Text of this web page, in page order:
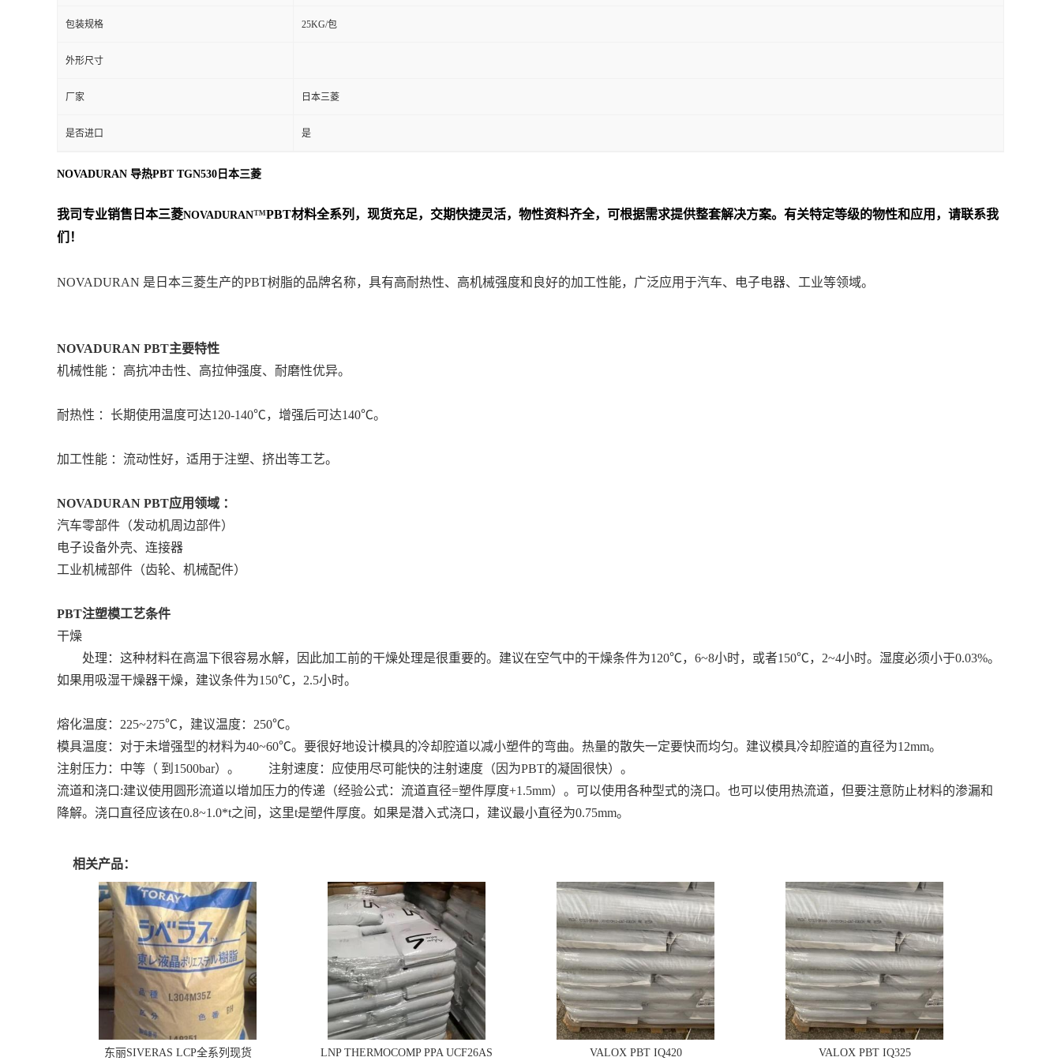
包装规格 25KG/包
外形尺寸
厂家 日本三菱
是否进口 是
NOVADURAN 导热PBT TGN530日本三菱
我司专业销售日本三菱NOVADURAN™PBT材料全系列 ，现货充足，交期快捷灵活，物性资料齐全，可根据需求提供整套解决方案。 有关特定等级的物性和应用，请联系我
们！
NOVADURAN 是日本三菱生产的PBT树脂的品牌名称，具有高耐热性、高机械强度和良好的加工性能，广泛应用于汽车、电子电器、工业等领域。
NOVADURAN PBT主要特性
机械性能 ：高抗冲击性、高拉伸强度、耐磨性优异。
耐热性 ：长期使用温度可达120-140℃，增强后可达140℃。
加工性能 ：流动性好，适用于注塑、挤出等工艺。
NOVADURAN PBT应用领域 ：
汽车零部件（发动机周边部件）
电子设备外壳、连接器
工业机械部件（齿轮、机械配件）
PBT注塑模工艺条件
干燥
处理：这种材料在高温下很容易水解，因此加工前的干燥处理是很重要的。建议在空气中的干燥条件为120℃，6~8小时，或者150℃，2~4小时。湿度必须小于0.03%。
如果用吸湿干燥器干燥，建议条件为150℃，2.5小时。
熔化温度：225~275℃，建议温度：250℃。
模具温度：对于未增强型的材料为40~60℃。要很好地设计模具的冷却腔道以减小塑件的弯曲。热量的散失一定要快而均匀。建议模具冷却腔道的直径为12mm。
注射压力：中等（ 到1500bar）。 注射速度：应使用尽可能快的注射速度（因为PBT的凝固很快）。
流道和浇口:建议使用圆形流道以增加压力的传递（经验公式：流道直径=塑件厚度+1.5mm）。可以使用各种型式的浇口。也可以使用热流道，但要注意防止材料的渗漏和
降解。浇口直径应该在0.8~1.0*t之间，这里t是塑件厚度。如果是潜入式浇口，建议最小直径为0.75mm。
相关产品：
东丽SIVERAS LCP全系列现货 LNP THERMOCOMP PPA UCF26AS VALOX PBT IQ420 VALOX PBT IQ325